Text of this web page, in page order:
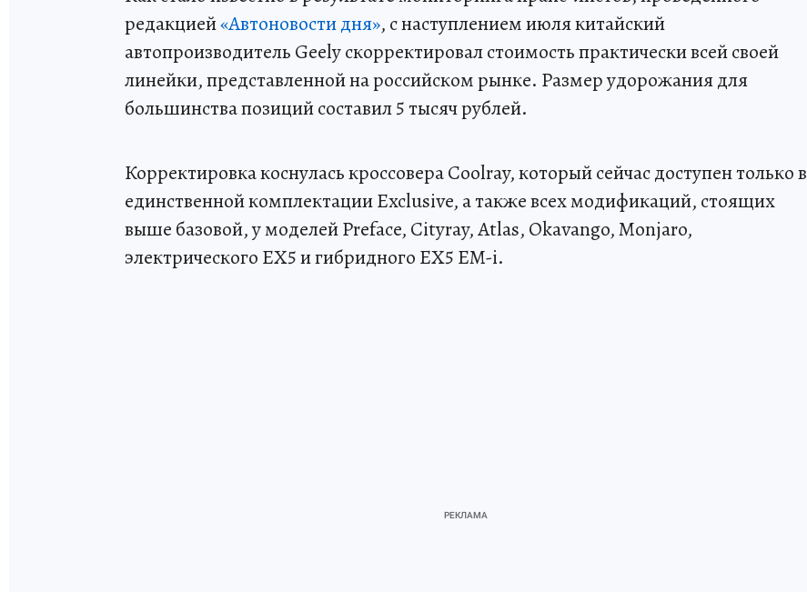
редакцией«Автоновости дня», с наступлением июля китайский
автопроизводитель Geely скорректировал стоимость практически всей своей
линейки, представленной на российском рынке. Размер удорожания для
большинства позиций составил 5 тысяч рублей.
Корректировка коснулась кроссовера Coolray, который сейчас доступен только в
единственной комплектации Exclusive, а также всех модификаций, стоящих
выше базовой, у моделей Preface, Cityray, Atlas, Okavango, Monjaro,
электрического EX5 и гибридного EX5 EM-i.